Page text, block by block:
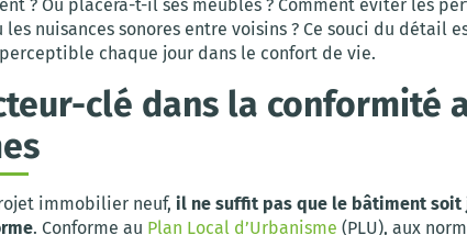
? Où placera-t-il ses meubles ? Comment éviter les
les nuisances sonores entre voisins ? Ce souci du détail
chaque jour dans le confort de vie.
clé dans la conformité
immobilier neuf, il ne suffit pas que le bâtiment
. Conforme au Plan Local d’Urbanisme (PLU), aux